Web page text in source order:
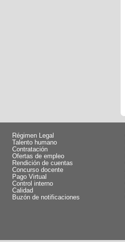
Régimen Legal
Talento humano
Contratación
Ofertas de empleo
Rendición de cuentas
Concurso docente
Pago Virtual
Control interno
Calidad
Buzón de notificaciones